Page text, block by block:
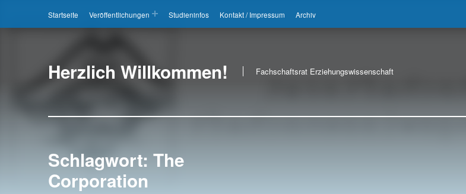
Startseite
Veröffentlichungen Studieninfos Kontakt / Impressum Archiv
Herzlich Willkommen! Fachschaftsrat Erziehungswissenschaft
Schlagwort: The
Corporation